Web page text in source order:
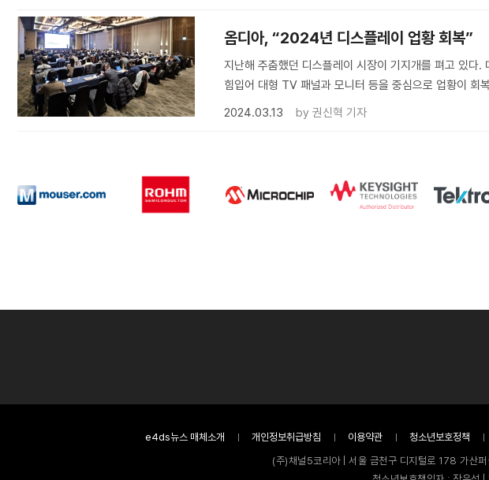
옴디아, “2024년 디스플레이 업황 회복”
지난해 주춤했던 디스플레이 시장이 기지개를 펴고 있다.
힘입어 대형 TV 패널과 모니터 등을 중심으로 업황이 회
2024.03.13
by권신혁 기자
e4ds뉴스 매체소개 개인정보취급방침 이용약관 청소년보호정책
(주)채널5코리아 | 서울 금천구 디지털로 178 가